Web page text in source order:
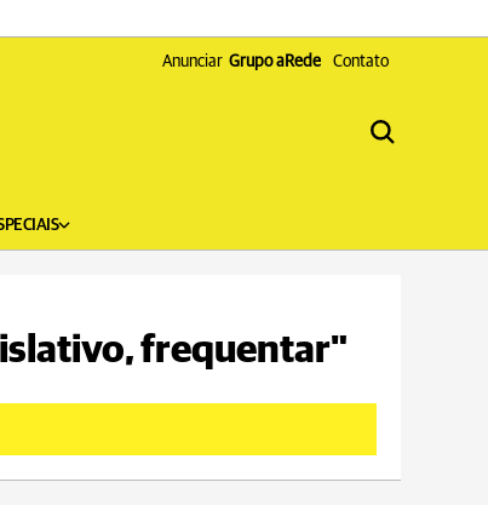
Anunciar Grupo aRede Contato
frequentar"